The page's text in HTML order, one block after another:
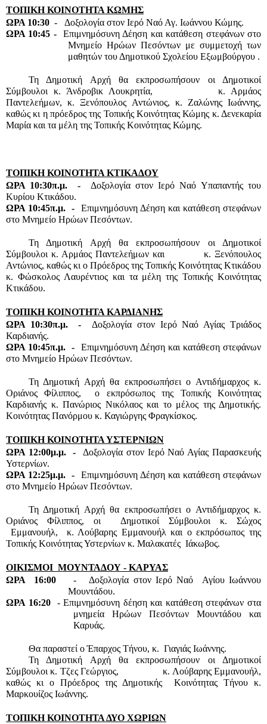
ΤΟΠΙΚΗ ΚΟΙΝΟΤΗΤΑ ΚΩΜΗΣ
ΩΡΑ 10:30 -   Δοξολογία στον Ιερό Ναό Αγ. Ιωάννου Κώμης.
ΩΡΑ 10:45 - Επιμνημόσυνη Δέηση και κατάθεση στεφάνων στο
Μνημείο Ηρώων Πεσόντων με συμμετοχή των
μαθητών του Δημοτικού Σχολείου Εξωμβούργου .
Τη Δημοτική Αρχή θα εκπροσωπήσουν οι Δημοτικοί
Σύμβουλοι κ. Άνδροβικ Λουκρητία,           κ. Αρμάος
Παντελεήμων, κ. Ξενόπουλος Αντώνιος, κ. Ζαλώνης Ιωάννης,
καθώς κι η πρόεδρος της Τοπικής Κοινότητας Κώμης κ. Δενεκαρία
Μαρία και τα μέλη της Τοπικής Κοινότητας Κώμης.
ΤΟΠΙΚΗ ΚΟΙΝΟΤΗΤΑ ΚΤΙΚΑΔΟΥ
ΩΡΑ 10:30π.μ.  - Δοξολογία στον Ιερό Ναό Υπαπαντής του
Κυρίου Κτικάδου.
ΩΡΑ 10:45π.μ.  - Επιμνημόσυνη Δέηση και κατάθεση στεφάνων
στο Μνημείο Ηρώων Πεσόντων.
Τη Δημοτική Αρχή θα εκπροσωπήσουν οι Δημοτικοί
Σύμβουλοι κ. Αρμάος Παντελεήμων και           κ. Ξενόπουλος
Αντώνιος, καθώς κι ο Πρόεδρος της Τοπικής Κοινότητας Κτικάδου
κ. Φώσκολος Λαυρέντιος και τα μέλη της Τοπικής Κοινότητας
Κτικάδου.
ΤΟΠΙΚΗ ΚΟΙΝΟΤΗΤΑ ΚΑΡΔΙΑΝΗΣ
ΩΡΑ 10:30π.μ.  - Δοξολογία στον Ιερό Ναό Αγίας Τριάδος
Καρδιανής.
ΩΡΑ 10:45π.μ.  - Επιμνημόσυνη Δέηση και κατάθεση στεφάνων
στο Μνημείο Ηρώων Πεσόντων.
Τη Δημοτική Αρχή θα εκπροσωπήσει ο Αντιδήμαρχος κ.
Οριάνος Φίλιππος,  ο εκπρόσωπος της Τοπικής Κοινότητας
Καρδιανής κ. Πανώριος Νικόλαος και το μέλος της Δημοτικής.
Κοινότητας Πανόρμου κ. Καγιώργης Φραγκίσκος.
ΤΟΠΙΚΗ ΚΟΙΝΟΤΗΤΑ ΥΣΤΕΡΝΙΩΝ
ΩΡΑ 12:00μ.μ.  - Δοξολογία στον Ιερό Ναό Αγίας Παρασκευής
Υστερνίων.
ΩΡΑ 12:25μ.μ.  - Επιμνημόσυνη Δέηση και κατάθεση στεφάνων
στο Μνημείο Ηρώων Πεσόντων.
Τη Δημοτική Αρχή θα εκπροσωπήσει ο Αντιδήμαρχος κ.
Οριάνος Φίλιππος, οι  Δημοτικοί Σύμβουλοι κ. Σώχος
Εμμανουήλ,  κ. Λούβαρης Εμμανουήλ και ο εκπρόσωπος της
Τοπικής Κοινότητας Υστερνίων κ. Μαλακατές  Ιάκωβος.
ΟΙΚΙΣΜΟΙ  ΜΟΥΝΤΑΔΟΥ - ΚΑΡΥΑΣ
ΩΡΑ  16:00 -   Δοξολογία στον Ιερό Ναό  Αγίου Ιωάννου
Μουντάδου.
ΩΡΑ 16:20 - Επιμνημόσυνη δέηση και κατάθεση στεφάνων στα
μνημεία Ηρώων Πεσόντων Μουντάδου και
Καρυάς.
Θα παραστεί ο Έπαρχος Τήνου, κ.  Γιαγιάς Ιωάννης.
Τη Δημοτική Αρχή θα εκπροσωπήσουν οι Δημοτικοί
Σύμβουλοι κ. Τζες Γεώργιος,                 κ. Λούβαρης Εμμανουήλ,
καθώς κι ο Πρόεδρος της Δημοτικής  Κοινότητας Τήνου κ.
Μαρκουίζος Ιωάννης.
ΤΟΠΙΚΗ ΚΟΙΝΟΤΗΤΑ ΔΥΟ ΧΩΡΙΩΝ